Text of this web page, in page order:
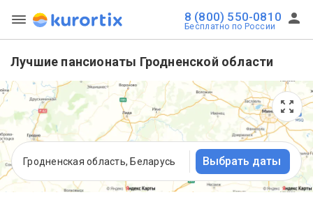
8 (800) 550-0810
Бесплатно по России
Лучшие пансионаты Гродненской области
Гродненская область, Беларусь Выбрать даты